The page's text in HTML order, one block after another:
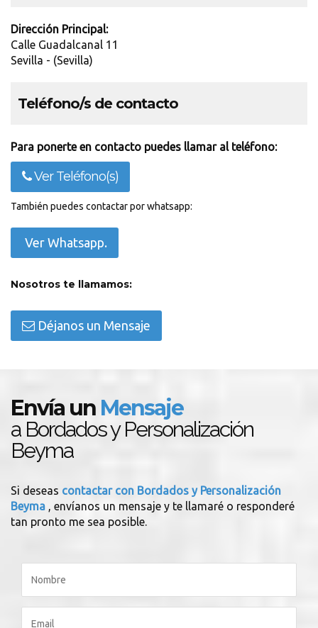
Dirección Principal:
Calle Guadalcanal 11
Sevilla - (Sevilla)
Teléfono/s de contacto
Para ponerte en contacto puedes llamar al teléfono:
Ver Teléfono(s)
También puedes contactar por whatsapp:
Ver Whatsapp.
Nosotros te llamamos:
Déjanos un Mensaje
Envía un Mensaje
a Bordados y Personalización
Beyma
Si deseas contactar con Bordados y Personalización
Beyma , envíanos un mensaje y te llamaré o responderé
tan pronto me sea posible.